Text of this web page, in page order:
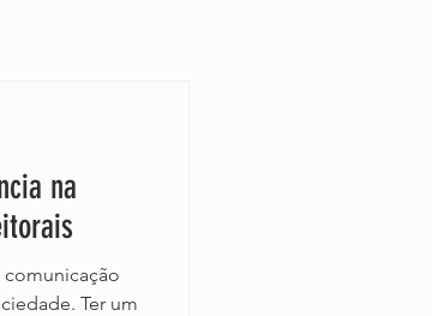
na
Ter um